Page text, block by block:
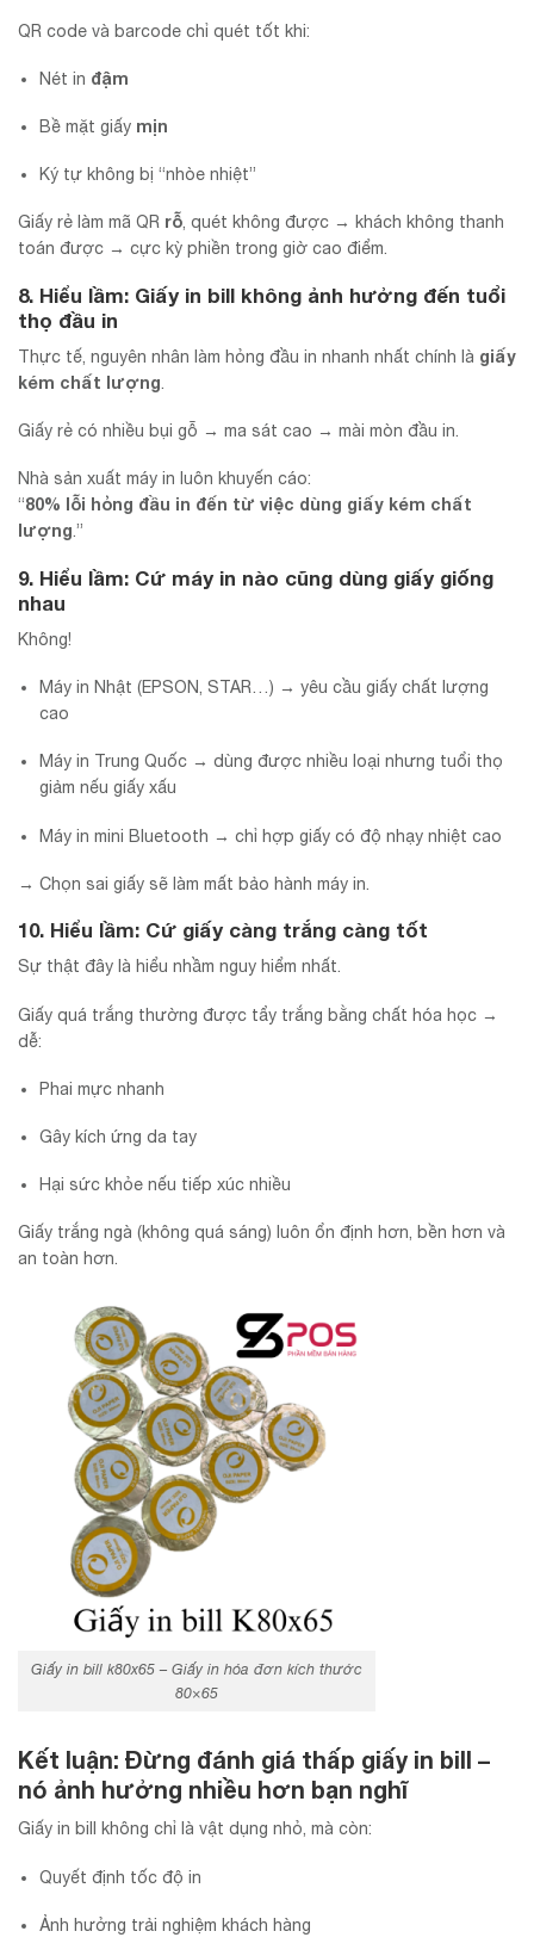
QR code và barcode chỉ quét tốt khi:
Nét in đậm
Bề mặt giấy mịn
Ký tự không bị “nhòe nhiệt”
Giấy rẻ làm mã QR rỗ, quét không được → khách không thanh
toán được → cực kỳ phiền trong giờ cao điểm.
8. Hiểu lầm: Giấy in bill không ảnh hưởng đến tuổi
thọ đầu in
Thực tế, nguyên nhân làm hỏng đầu in nhanh nhất chính là giấy
kém chất lượng
Giấy rẻ có nhiều bụi gỗ → ma sát cao → mài mòn đầu in.
Nhà sản xuất máy in luôn khuyến cáo:
“80% lỗi hỏng đầu in đến từ việc dùng giấy kém chất
lượng.”
9. Hiểu lầm: Cứ máy in nào cũng dùng giấy giống
nhau
Không!
Máy in Nhật (EPSON, STAR…) → yêu cầu giấy chất lượng
cao
Máy in Trung Quốc → dùng được nhiều loại nhưng tuổi thọ
giảm nếu giấy xấu
Máy in mini Bluetooth → chỉ hợp giấy có độ nhạy nhiệt cao
→ Chọn sai giấy sẽ làm mất bảo hành máy in.
10. Hiểu lầm: Cứ giấy càng trắng càng tốt
Sự thật đây là hiểu nhầm nguy hiểm nhất.
Giấy quá trắng thường được tẩy trắng bằng chất hóa học →
dễ:
Phai mực nhanh
Gây kích ứng da tay
Hại sức khỏe nếu tiếp xúc nhiều
Giấy trắng ngà (không quá sáng) luôn ổn định hơn, bền hơn và
an toàn hơn.
Giấy in bill k80x65 – Giấy in hóa đơn kích thước
80×65
Kết luận: Đừng đánh giá thấp giấy in bill –
nó ảnh hưởng nhiều hơn bạn nghĩ
Giấy in bill không chỉ là vật dụng nhỏ, mà còn:
Quyết định tốc độ in
Ảnh hưởng trải nghiệm khách hàng